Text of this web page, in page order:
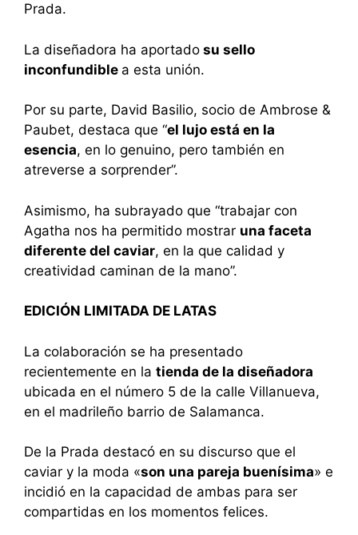
Prada.
La diseñadora ha aportado su sello
inconfundible a esta unión.
Por su parte, David Basilio, socio de Ambrose &
Paubet, destaca que “el lujo está en la
esencia, en lo genuino, pero también en
atreverse a sorprender”.
Asimismo, ha subrayado que “trabajar con
Agatha nos ha permitido mostrar una faceta
diferente del caviar, en la que calidad y
creatividad caminan de la mano”.
EDICIÓN LIMITADA DE LATAS
La colaboración se ha presentado
recientemente en la tienda de la diseñadora
ubicada en el número 5 de la calle Villanueva,
en el madrileño barrio de Salamanca.
De la Prada destacó en su discurso que el
caviar y la moda «son una pareja buenísima» e
incidió en la capacidad de ambas para ser
compartidas en los momentos felices.